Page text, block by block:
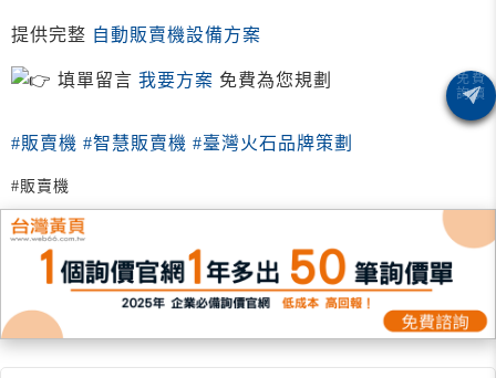
提供完整 自動販賣機設備方案
填單留言 我要方案 免費為您規劃
#販賣機 #智慧販賣機 #臺灣火石品牌策劃
#販賣機